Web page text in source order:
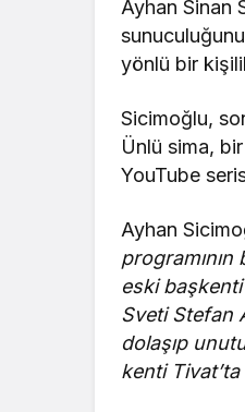
Ayhan Sinan
yönlü bir
Sicimoğlu,
Ünlü sima,
YouTube
Ayhan
eski başkenti
Sveti Stefan
dolaşıp
kenti Tivat’ta